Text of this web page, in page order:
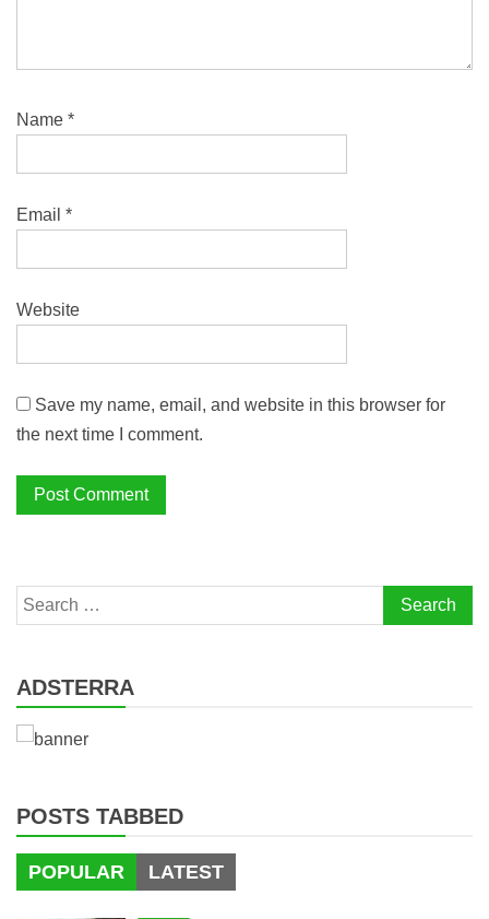
Name *
Email *
Website
Save my name, email, and website in this browser for
the next time I comment.
Search
for:
ADSTERRA
POSTS TABBED
POPULAR LATEST